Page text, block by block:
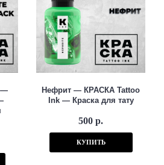
—
Нефрит — КРАСКА Tattoo
Ink — Краска для тату
500 р.
КУПИТЬ